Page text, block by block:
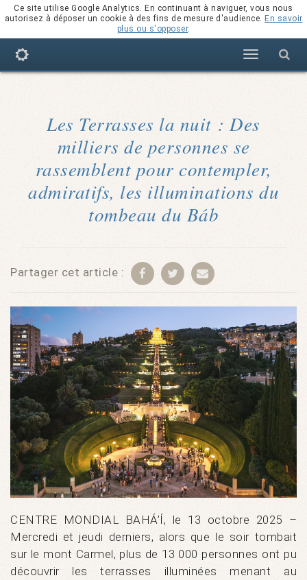
Ce site utilise Google Analytics. En continuant à naviguer, vous nous
autorisez à déposer un cookie à des fins de mesure d'audience. En savoir
plus ou s'opposer.
Navigation
Les Terrasses la nuit : Des
milliers de personnes se
rassemblent pour contempler,
admiratifs, les illuminations du
tombeau du Báb
Partager cet article :
CENTRE MONDIAL BAHÁ’Í, le 13 octobre 2025 –
Mercredi et jeudi derniers, alors que le soir tombait
sur le mont Carmel, plus de 13 000 personnes ont pu
découvrir les terrasses illuminées menant au